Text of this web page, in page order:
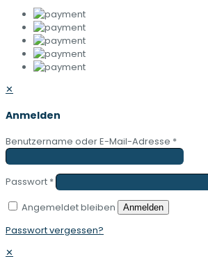
✕
Anmelden
Benutzername oder E-Mail-Adresse *
Passwort *
Angemeldet bleiben
Anmelden
Passwort vergessen?
✕